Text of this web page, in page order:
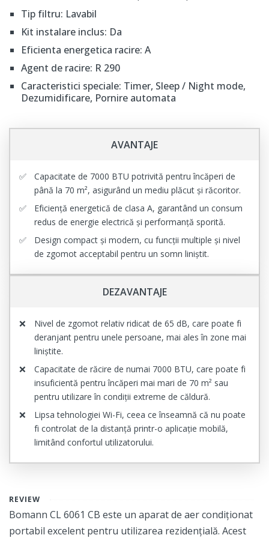
Tip filtru: Lavabil
Kit instalare inclus: Da
Eficienta energetica racire: A
Agent de racire: R 290
Caracteristici speciale: Timer, Sleep / Night mode,
Dezumidificare, Pornire automata
AVANTAJE
Capacitate de 7000 BTU potrivită pentru încăperi de
până la 70 m², asigurând un mediu plăcut și răcoritor.
Eficiență energetică de clasa A, garantând un consum
redus de energie electrică și performanță sporită.
Design compact și modern, cu funcții multiple și nivel
de zgomot acceptabil pentru un somn liniștit.
DEZAVANTAJE
Nivel de zgomot relativ ridicat de 65 dB, care poate fi
deranjant pentru unele persoane, mai ales în zone mai
liniștite.
Capacitate de răcire de numai 7000 BTU, care poate fi
insuficientă pentru încăperi mai mari de 70 m² sau
pentru utilizare în condiții extreme de căldură.
Lipsa tehnologiei Wi-Fi, ceea ce înseamnă că nu poate
fi controlat de la distanță printr-o aplicație mobilă,
limitând confortul utilizatorului.
REVIEW
Bomann CL 6061 CB este un aparat de aer condiționat
portabil excelent pentru utilizarea rezidențială. Acest